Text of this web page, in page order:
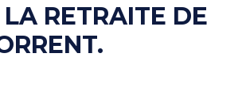
RETRAITE DE